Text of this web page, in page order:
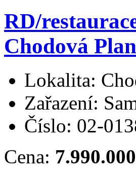
RD/
Chodová
Lokalita:
Zařazení:
Číslo: 02-
Cena: